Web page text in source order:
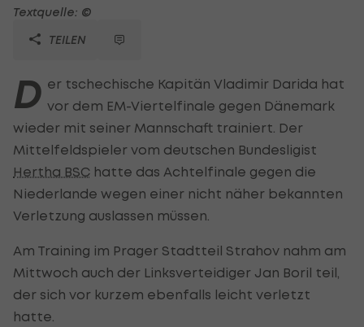
Textquelle: ©
TEILEN
D er tschechische Kapitän Vladimir Darida hat
vor dem EM-Viertelfinale gegen Dänemark
wieder mit seiner Mannschaft trainiert. Der
Mittelfeldspieler vom deutschen Bundesligist
Hertha BSC hatte das Achtelfinale gegen die
Niederlande wegen einer nicht näher bekannten
Verletzung auslassen müssen.
Am Training im Prager Stadtteil Strahov nahm am
Mittwoch auch der Linksverteidiger Jan Boril teil,
der sich vor kurzem ebenfalls leicht verletzt
hatte.